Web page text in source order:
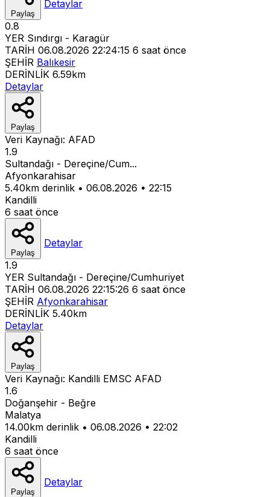
Paylaş
Detaylar
0.8
YER Sındırgı - Karagür
TARİH 06.08.2026 22:24:15 6 saat önce
ŞEHİR Balıkesir
DERİNLİK 6.59km
Detaylar
Paylaş
Veri Kaynağı: AFAD
1.9
Sultandağı - Dereçine/Cum...
Afyonkarahisar
5.40km derinlik • 06.08.2026 • 22:15
Kandilli
6 saat önce
Paylaş
Detaylar
1.9
YER Sultandağı - Dereçine/Cumhuriyet
TARİH 06.08.2026 22:15:26 6 saat önce
ŞEHİR Afyonkarahisar
DERİNLİK 5.40km
Detaylar
Paylaş
Veri Kaynağı: Kandilli EMSC AFAD
1.6
Doğanşehir - Beğre
Malatya
14.00km derinlik • 06.08.2026 • 22:02
Kandilli
6 saat önce
Paylaş
Detaylar